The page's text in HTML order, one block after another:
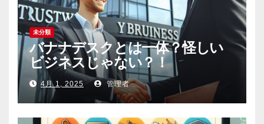
未分類
バナナデスクとは一体？怪しい
ビジネスじゃない？！
4月 1, 2025 管理者